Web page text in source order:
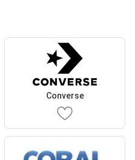
Converse